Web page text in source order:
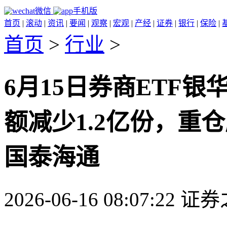
微信
手机版
首页 | 滚动 | 资讯 | 要闻 | 观察 | 宏观 | 产经 | 证券 | 银行 | 保险 |
首页 > 行业 >
6月15日券商ETF银
额减少1.2亿份，重
国泰海通
2026-06-16 08:07:22 证券